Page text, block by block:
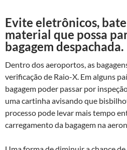
Evite eletrônicos,
material que possa
bagagem despachada.
Dentro dos aeroportos, as
verificação de Raio-X. Em alguns
bagagem poder passar por
uma cartinha avisando que
processo pode levar mais tempo
carregamento da bagagem na